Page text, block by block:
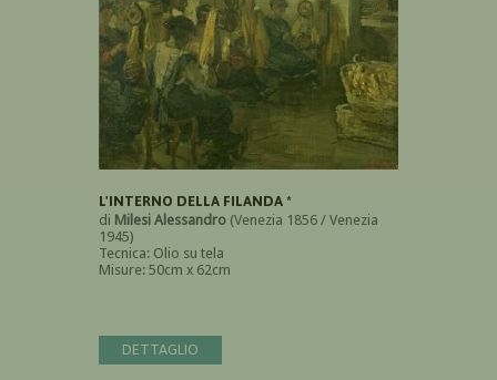
L'INTERNO DELLA FILANDA *
di Milesi Alessandro (Venezia 1856 / Venezia
1945)
Tecnica: Olio su tela
Misure: 50cm x 62cm
DETTAGLIO